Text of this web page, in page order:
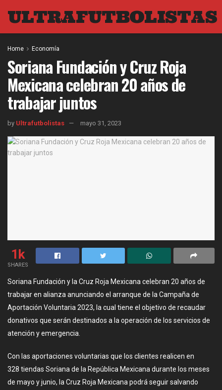
ULTRAFUTBOLISTAS
Home Economía
Soriana Fundación y Cruz Roja
Mexicana celebran 20 años de
trabajar juntos
by Ultrafutbolistas mayo 31, 2023
1k
SHARES
Soriana Fundación y la Cruz Roja Mexicana celebran 20 años de
trabajar en alianza anunciando el arranque de la Campaña de
Aportación Voluntaria 2023, la cual tiene el objetivo de recaudar
donativos que serán destinados a la operación de los servicios de
atención y emergencia.
Con las aportaciones voluntarias que los clientes realicen en
328 tiendas Soriana de la República Mexicana durante los meses
de mayo y junio, la Cruz Roja Mexicana podrá seguir salvando